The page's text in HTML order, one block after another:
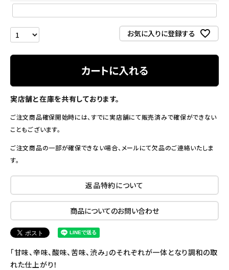
お気に入りに登録する
カートに入れる
実店舗と在庫を共有しております。
ご注文商品確保開始時には、すでに実店舗にて販売済みで確保ができない
こともございます。
ご注文商品の一部が確保できない場合、メールにて欠品のご連絡いたしま
す。
返品特約について
商品についてのお問い合わせ
「甘味、辛味、酸味、苦味、渋み」のそれぞれが一体となり調和の取
れた仕上がり！